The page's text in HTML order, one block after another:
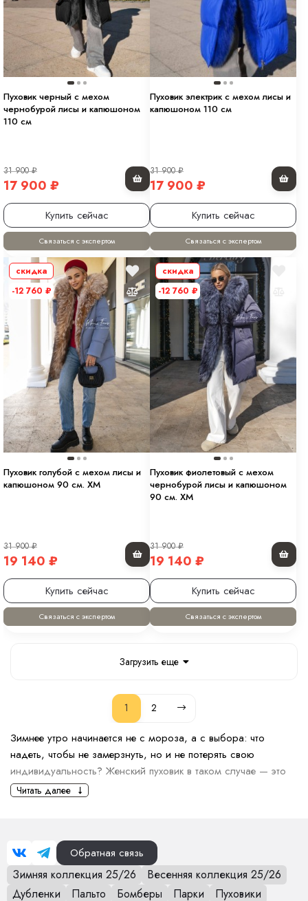
Пуховик черный с мехом
чернобурой лисы и капюшоном
110 см
31 900₽
17 900 ₽
Купить сейчас
Связаться с экспертом
Пуховик электрик с мехом лисы и
капюшоном 110 см
31 900₽
17 900 ₽
Купить сейчас
Связаться с экспертом
скидка
-12 760 ₽
Пуховик голубой с мехом лисы и
капюшоном 90 см. ХМ
31 900₽
19 140 ₽
Купить сейчас
Связаться с экспертом
скидка
-12 760 ₽
Пуховик фиолетовый с мехом
чернобурой лисы и капюшоном
90 см. ХМ
31 900₽
19 140 ₽
Купить сейчас
Связаться с экспертом
Загрузить еще
1 2
Зимнее утро начинается не с мороза, а с выбора: что
надеть, чтобы не замерзнуть, но и не потерять свою
индивидуальность? Женский пуховик в таком случае — это
главный аксессуар, который создаст нужное впечатление и
считаются модными сейчас?
Пуховики с акцентом на силуэт. Пуховики,
подчеркивающие фигуру, — тренд этого сезона. Модели
Читать далее
Обратная связь
Зимняя коллекция 25/26
Весенняя коллекция 25/26
Дубленки
Пальто Бомберы Парки Пуховики